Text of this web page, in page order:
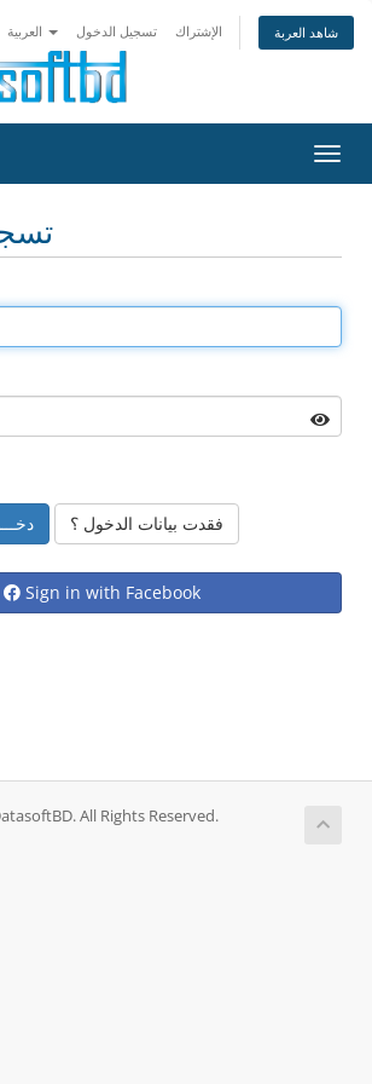
تسجيل الدخول الإشتراك شاهد العربة
فقدت بيانات الدخول ؟
Sign in with Facebook
All Rights Reserved.